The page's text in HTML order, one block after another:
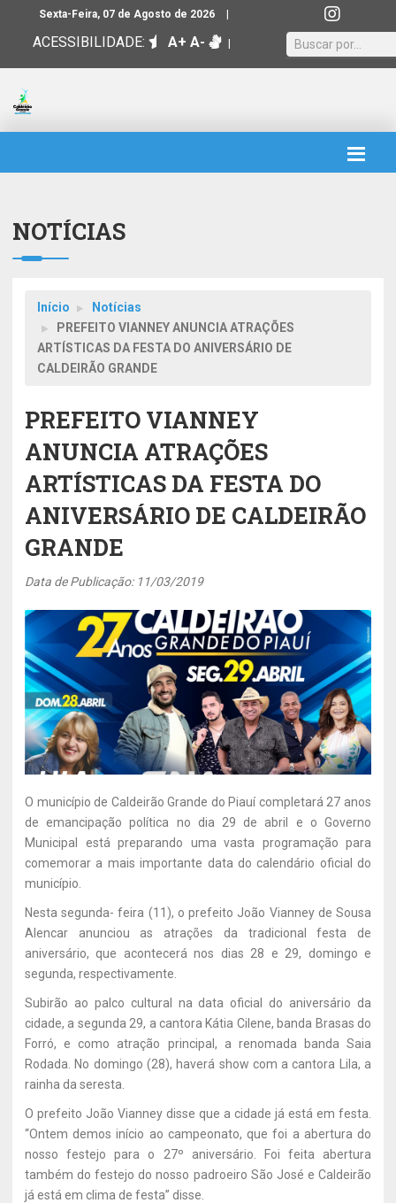
Sexta-Feira, 07 de Agosto de 2026 |
ACESSIBILIDADE: A+ A- |
NOTÍCIAS
Início
Notícias
PREFEITO VIANNEY ANUNCIA ATRAÇÕES
ARTÍSTICAS DA FESTA DO ANIVERSÁRIO DE
CALDEIRÃO GRANDE
PREFEITO VIANNEY
ANUNCIA ATRAÇÕES
ARTÍSTICAS DA FESTA DO
ANIVERSÁRIO DE CALDEIRÃO
GRANDE
Data de Publicação: 11/03/2019
O município de Caldeirão Grande do Piauí completará 27 anos
de emancipação política no dia 29 de abril e o Governo
Municipal está preparando uma vasta programação para
comemorar a mais importante data do calendário oficial do
município.
Nesta segunda- feira (11), o prefeito João Vianney de Sousa
Alencar anunciou as atrações da tradicional festa de
aniversário, que acontecerá nos dias 28 e 29, domingo e
segunda, respectivamente.
Subirão ao palco cultural na data oficial do aniversário da
cidade, a segunda 29, a cantora Kátia Cilene, banda Brasas do
Forró, e como atração principal, a renomada banda Saia
Rodada. No domingo (28), haverá show com a cantora Lila, a
rainha da seresta.
O prefeito João Vianney disse que a cidade já está em festa.
“Ontem demos início ao campeonato, que foi a abertura do
nosso festejo para o 27º aniversário. Foi feita abertura
também do festejo do nosso padroeiro São José e Caldeirão
já está em clima de festa” disse.